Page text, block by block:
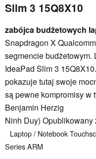
Slim 3 15Q8X10
zabójca budżetowych
Snapdragon X
segmencie budżetowym.
IdeaPad Slim 3
pokazuje tutaj swoje
są pewne kompromisy w
Benjamin Herzig
Ninh Duy) Opublikowany
Laptop / Notebook
SeriesARM